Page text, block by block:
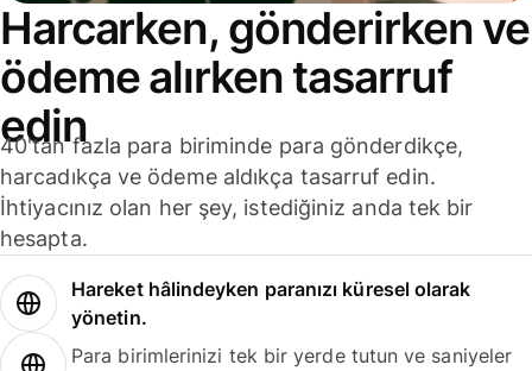
Harcarken, gönderirken ve
ödeme alırken tasarruf
edin
40'tan fazla para biriminde para gönderdikçe,
harcadıkça ve ödeme aldıkça tasarruf edin.
İhtiyacınız olan her şey, istediğiniz anda tek bir
hesapta.
Hareket hâlindeyken paranızı küresel olarak
yönetin.
Para birimlerinizi tek bir yerde tutun ve saniyeler